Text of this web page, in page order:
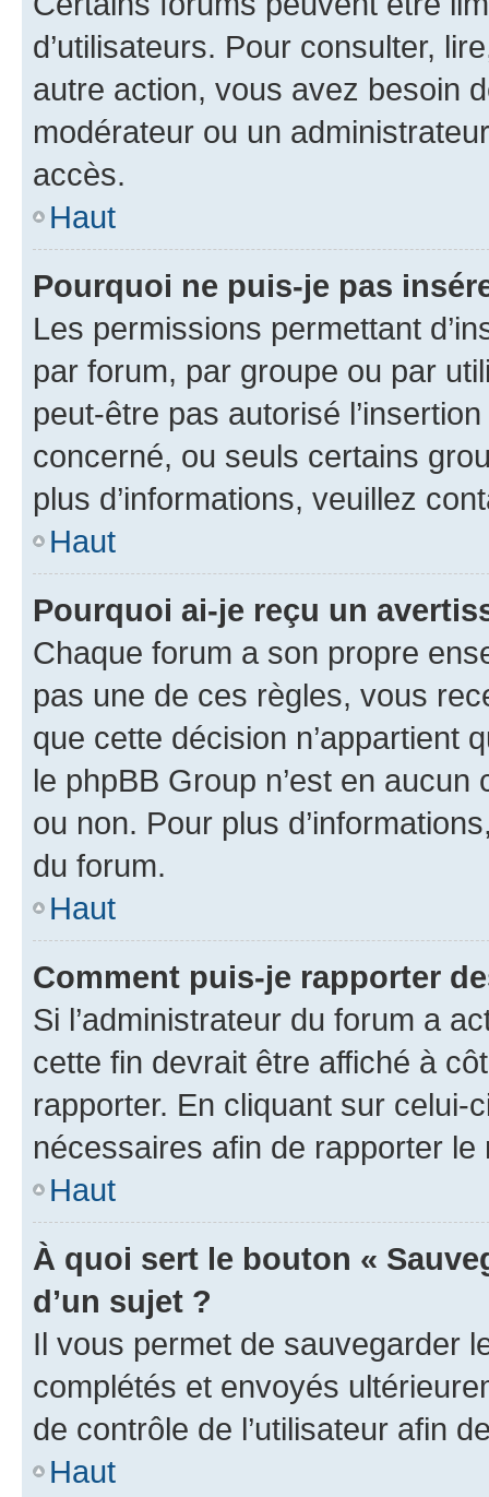
d’utilisateurs. Pour consulter,
autre action, vous avez besoin
modérateur ou un
accès.
Haut
Pourquoi ne puis-je pas
Les permissions permettant
par forum, par groupe ou par
peut-être pas autorisé
concerné, ou seuls certains
plus d’informations, veuillez
Haut
Pourquoi ai-je reçu un
Chaque forum a son propre
pas une de ces règles, vous
que cette décision n’appartient
le phpBB Group n’est en
ou non. Pour plus
du forum.
Haut
Comment puis-je rapporter
Si l’administrateur du forum a
cette fin devrait être affiché à
rapporter. En cliquant sur
nécessaires afin de rapporter le
Haut
À quoi sert le bouton «
d’un sujet ?
Il vous permet de sauvegarder
complétés et envoyés
de contrôle de l’utilisateur afin
Haut